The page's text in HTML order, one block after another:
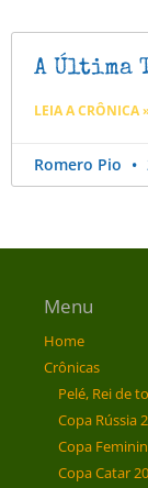
A Última
LEIA A CRÔNICA
Romero Pio
Menu
Home
Crônicas
Pelé, Rei de
Copa Rússia
Copa
Copa Catar